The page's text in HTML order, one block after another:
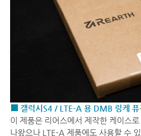
■ 갤럭시S4 / LTE-A 용 DMB 링케
이 제품은 리어스에서 제작한 케이스
나왔으나 LTE-A 제품에도 사용할 수